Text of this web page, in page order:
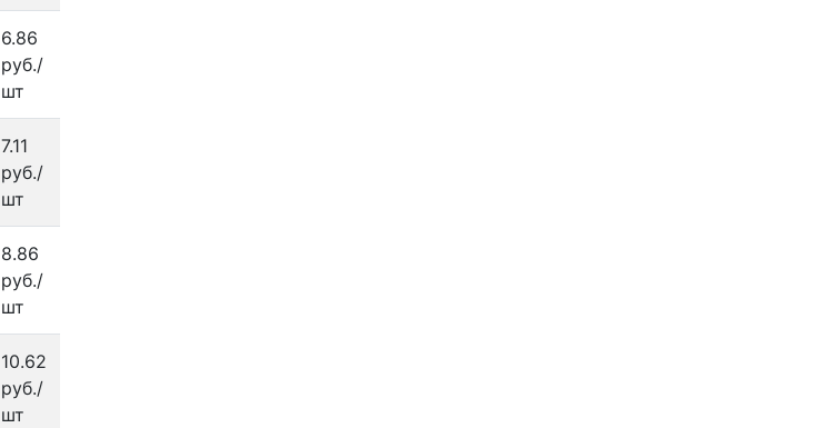
6.86
руб./
шт
7.11
руб./
шт
8.86
руб./
шт
10.62
руб./
шт